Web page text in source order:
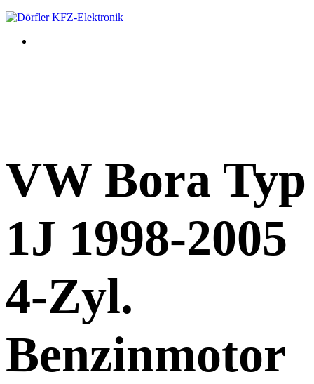
VW Bora Typ
1J 1998-2005
4-Zyl.
Benzinmotor